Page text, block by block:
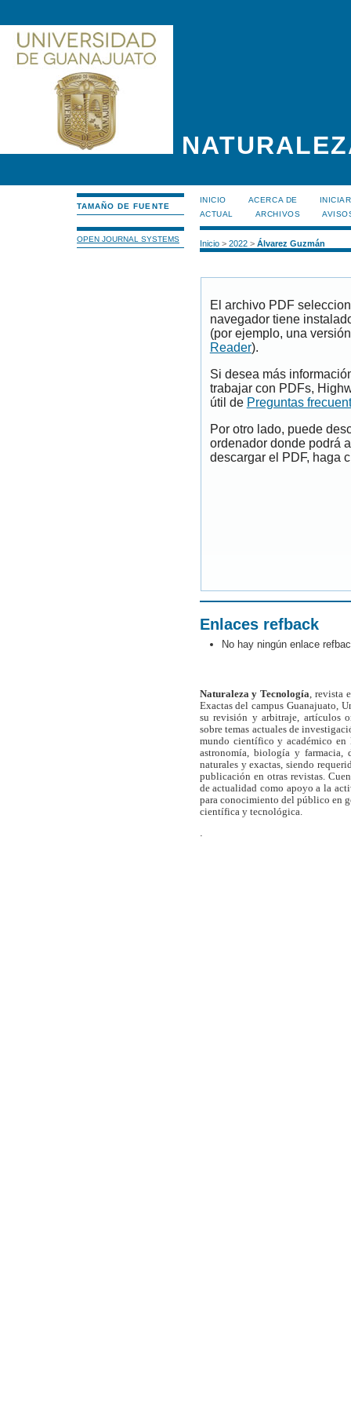
TAMAÑO DE FUENTE
OPEN JOURNAL SYSTEMS
INICIO ACERCA DE
ACTUAL
ARCHIVOS
Inicio> 2022> Álvarez Guzmán
El archivo PDF
navegador tiene
(por ejemplo, una
Reader).
Si desea más
trabajar con PDFs,
útil de Preguntas
Por otro lado, puede
ordenador donde podrá
descargar el PDF, haga
Enlaces refback
No hay ningún enlace
Naturaleza y Tecnología, revista
Exactas del campus Guanajuato,
su revisión y arbitraje, artículos
sobre temas actuales de
mundo científico y académico en
astronomía, biología y farmacia,
naturales y exactas, siendo
publicación en otras revistas.
de actualidad como apoyo a la
para conocimiento del público en
científica y tecnológica.
.